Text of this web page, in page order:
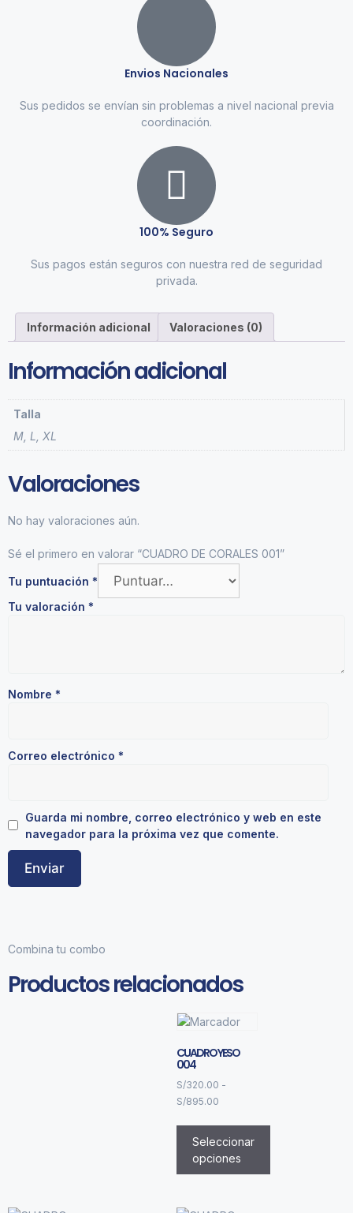
Envios Nacionales
Sus pedidos se envían sin problemas a nivel nacional previa
coordinación.
100% Seguro
Sus pagos están seguros con nuestra red de seguridad
privada.
Información adicional Valoraciones (0)
Información adicional
Talla
M L XL
Valoraciones
No hay valoraciones aún.
Sé el primero en valorar “CUADRO DE CORALES 001”
Tu puntuación *
Tu valoración *
Nombre *
Correo electrónico *
Guarda mi nombre, correo electrónico y web en este
navegador para la próxima vez que comente.
Combina tu combo
Productos relacionados
CUADRO YESO
004
S/320.00 -
S/895.00
Seleccionar
opciones